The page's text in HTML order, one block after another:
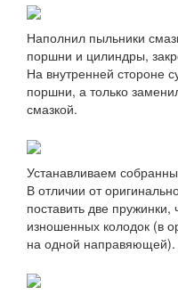
Наполнил пыльники
поршни и цилиндры,
На внутренней стороне
поршни, а только
смазкой.
Устанавливаем
В отличии от
поставить две
изношенных колодок (в
на одной направяющей).